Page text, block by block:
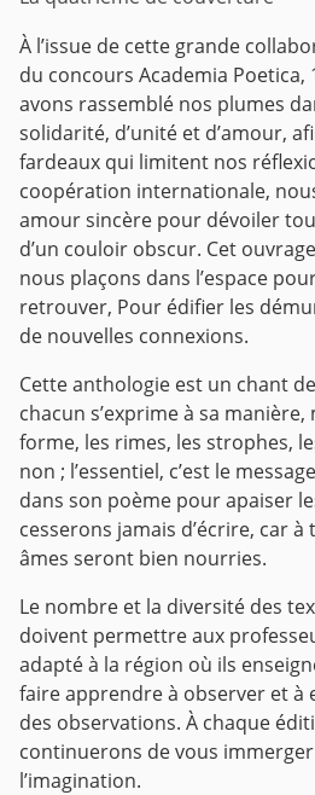
À l’issue de cette grande
du concours Academia
avons rassemblé nos plumes
solidarité, d’unité et d’amour,
fardeaux qui limitent nos
coopération internationale,
amour sincère pour dévoiler
d’un couloir obscur. Cet
nous plaçons dans l’espace
retrouver, Pour édifier les
de nouvelles connexions.
Cette anthologie est un chant
chacun s’exprime à sa
forme, les rimes, les strophes,
non ; l’essentiel, c’est le
dans son poème pour apaiser
cesserons jamais d’écrire, car
âmes seront bien nourries.
Le nombre et la diversité des
doivent permettre aux
adapté à la région où ils
faire apprendre à observer et à
des observations. À chaque
continuerons de vous
l’imagination.